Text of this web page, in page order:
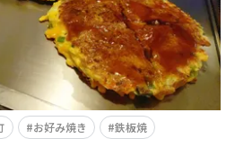
お好み焼き
鉄板焼